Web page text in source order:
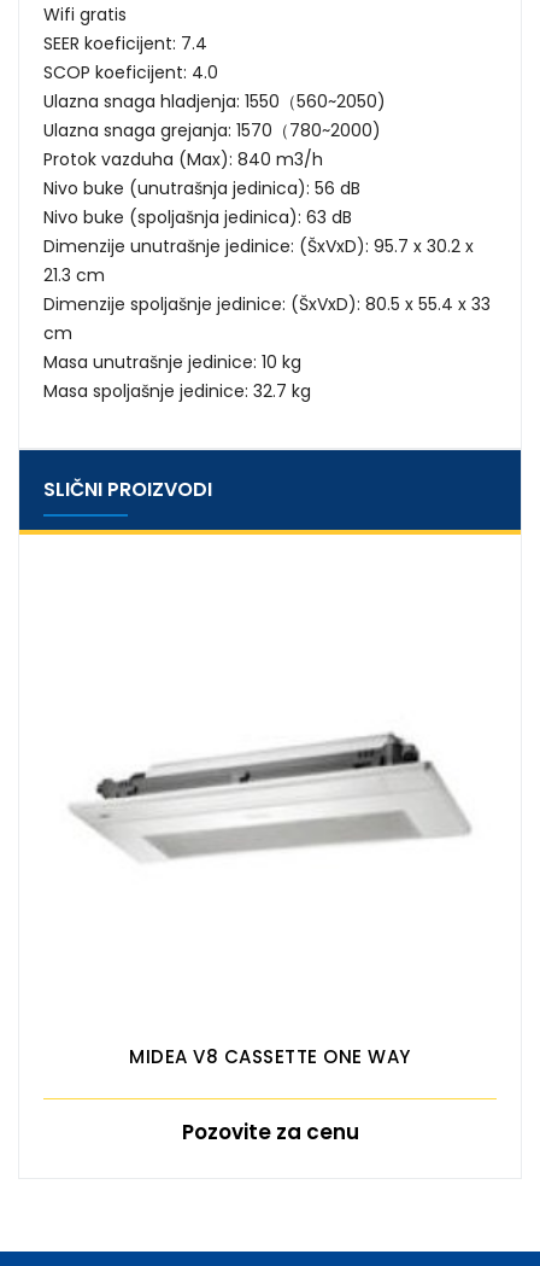
Wifi gratis
SEER koeficijent: 7.4
SCOP koeficijent: 4.0
Ulazna snaga hladjenja: 1550（560~2050)
Ulazna snaga grejanja: 1570（780~2000)
Protok vazduha (Max): 840 m3/h
Nivo buke (unutrašnja jedinica): 56 dB
Nivo buke (spoljašnja jedinica): 63 dB
Dimenzije unutrašnje jedinice: (ŠxVxD): 95.7 x 30.2 x
21.3 cm
Dimenzije spoljašnje jedinice: (ŠxVxD): 80.5 x 55.4 x 33
cm
Masa unutrašnje jedinice: 10 kg
Masa spoljašnje jedinice: 32.7 kg
SLIČNI PROIZVODI
MIDEA V8 CASSETTE ONE WAY
Pozovite za cenu